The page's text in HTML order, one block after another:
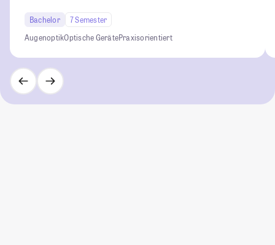
Bachelor
7 Semester
AugenoptikOptische GerätePraxisorientiert